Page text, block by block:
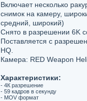
Включает несколько
снимок на камеру,
средний, широкий)
Снято в разрешении 6K
Поставляется с
HQ.
Камера: RED Weapon
Характеристики:
- 4К разрешение
- 59 кадров в секунду
- MOV формат